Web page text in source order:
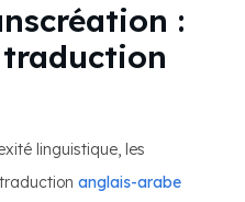
:
linguistique, les
anglais-arabe